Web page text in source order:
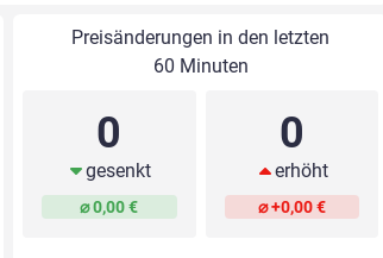
Preisänderungen in den letzten
60 Minuten
0
gesenkt
⌀ 0,00 €
0
erhöht
⌀ +0,00 €